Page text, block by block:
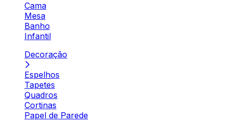
Cama
Mesa
Banho
Infantil
Decoração
Espelhos
Tapetes
Quadros
Cortinas
Papel de Parede